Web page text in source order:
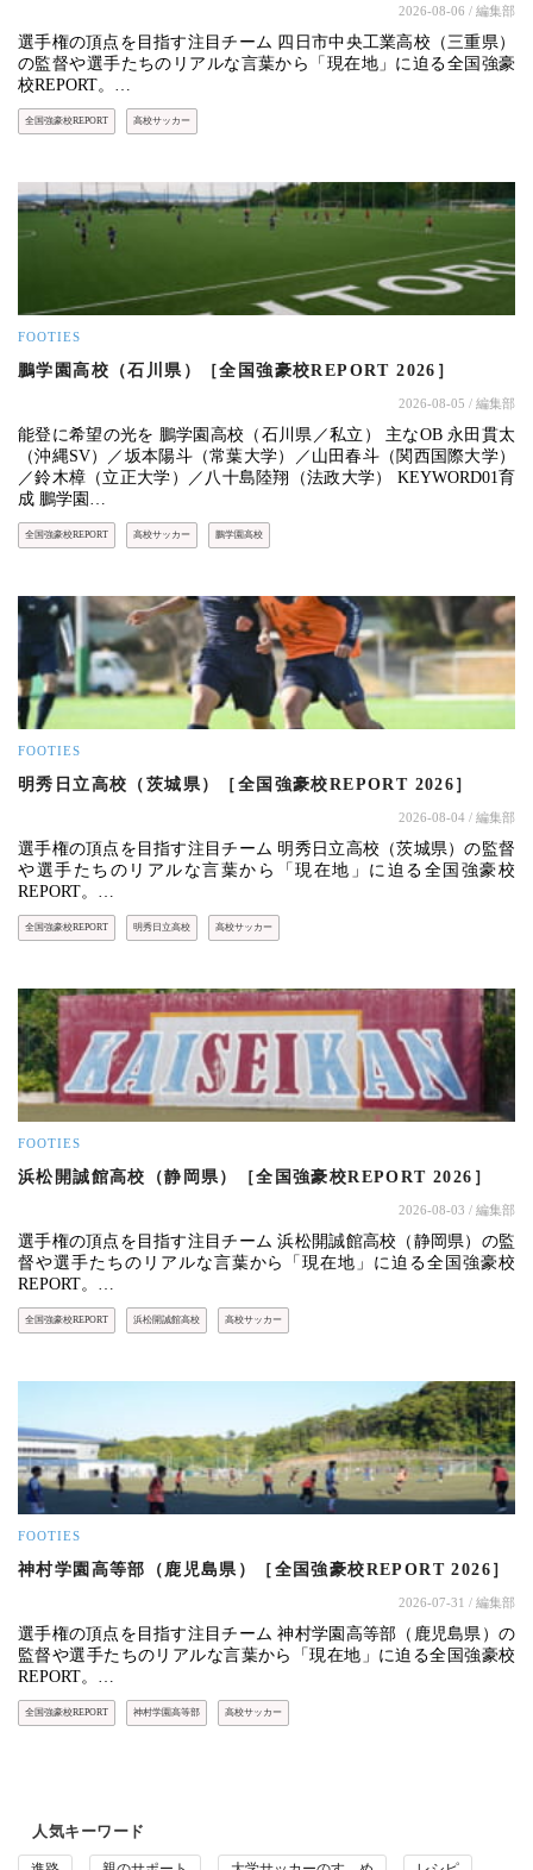
2026-08-06 / 編集部
選手権の頂点を目指す注目チーム 四日市中央工業高校（三重県）
の監督や選手たちのリアルな言葉から「現在地」に迫る全国強豪
校REPORT。…
全国強豪校REPORT 高校サッカー
FOOTIES
鵬学園高校（石川県）［全国強豪校REPORT 2026］
2026-08-05 / 編集部
能登に希望の光を 鵬学園高校（石川県／私立） 主なOB 永田貫太
（沖縄SV）／坂本陽斗（常葉大学）／山田春斗（関西国際大学）
／鈴木樟（立正大学）／八十島陸翔（法政大学） KEYWORD01育
成 鵬学園…
全国強豪校REPORT 高校サッカー 鵬学園高校
FOOTIES
明秀日立高校（茨城県）［全国強豪校REPORT 2026］
2026-08-04 / 編集部
選手権の頂点を目指す注目チーム 明秀日立高校（茨城県）の監督
や選手たちのリアルな言葉から「現在地」に迫る全国強豪校
REPORT。…
全国強豪校REPORT 明秀日立高校 高校サッカー
FOOTIES
浜松開誠館高校（静岡県）［全国強豪校REPORT 2026］
2026-08-03 / 編集部
選手権の頂点を目指す注目チーム 浜松開誠館高校（静岡県）の監
督や選手たちのリアルな言葉から「現在地」に迫る全国強豪校
REPORT。…
全国強豪校REPORT 浜松開誠館高校 高校サッカー
FOOTIES
神村学園高等部（鹿児島県）［全国強豪校REPORT 2026］
2026-07-31 / 編集部
選手権の頂点を目指す注目チーム 神村学園高等部（鹿児島県）の
監督や選手たちのリアルな言葉から「現在地」に迫る全国強豪校
REPORT。…
全国強豪校REPORT 神村学園高等部 高校サッカー
人気キーワード